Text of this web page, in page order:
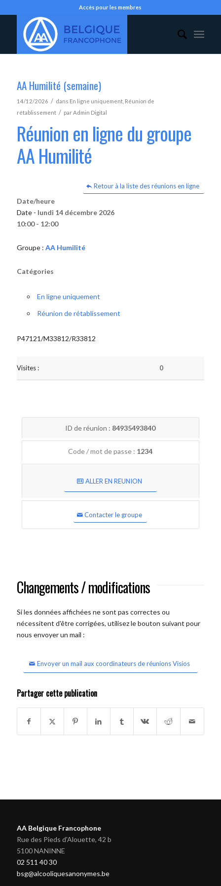
Accès pour les membres
AA Humilité (semaine)
14/12/2026 / dans En ligne uniquement, Réunion de
rétablissement / parAdmin Digital
Réunion en ligne du groupe
AA Humilité
Retour à la liste des réunions en ligne
Date/heure
Date - lundi 14 décembre 2026
10:00 - 12:00
Groupe : AA Humilité
Catégories
En ligne uniquement
Réunion de rétablissement
P47121/M33812/R33812
Visites : 0
ID de réunion : 84935493840
Code / mot de passe : 1234
ALLER EN REUNION
Contacter le groupe
Changements / modifications
Si les données affichées ne sont pas correctes ou
nécessitent d'être corrigées, utilisez le bouton suivant pour
nous envoyer un mail :
Envoyer un mail aux coordinateurs de réunions Visios
Partager cette publication
AA Belgique Francophone
Rue des Pieds d'Alouette, 42 b
5100 NANINNE
02 511 40 30
bsg@alcooliquesanonymes.be